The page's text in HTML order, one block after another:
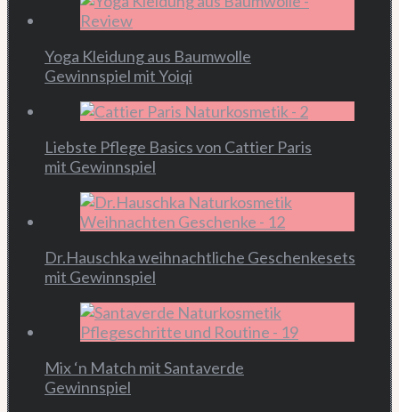
Yoga Kleidung aus Baumwolle
Gewinnspiel mit Yoiqi
Liebste Pflege Basics von Cattier Paris
mit Gewinnspiel
Dr.Hauschka weihnachtliche Geschenkesets
mit Gewinnspiel
Mix ‘n Match mit Santaverde
Gewinnspiel